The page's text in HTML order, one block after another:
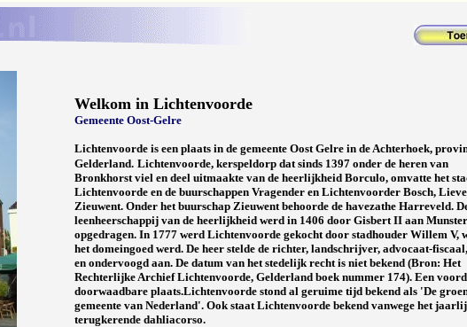
Welkom in Lichtenvoorde
Gemeente Oost-Gelre
Lichtenvoorde is een plaats in de gemeente Oost Gelre in de Achterhoek,
Gelderland. Lichtenvoorde, kerspeldorp dat sinds 1397 onder de heren van
Bronkhorst viel en deel uit­maakte van de heerlijk­heid Borculo, omvat­te het
Lich­tenvoorde en de b­uur­schappen Vragender en Lichten­voorder Bosch,
Zieu­went. Onder het buur­schap Zieuwent be­hoorde de havezat­he Harreveld.
leenheer­schappij van de heer­lijk­heid werd in 1406 door Gisbert II aan Munster
opgedragen. In 1777 werd Lichtenvoorde gekocht door stad­houder Wil­lem V,
het domeingoed werd. De heer stelde de ric­hter, land­schri­jver, advo­c­aat-
en onder­voogd aan. De datum van het stede­lijk recht is niet be­kend (Bron: Het
Rechterlijke Archief Lichtenvoorde, Gelderland boek nummer 174). Een
doorwaadbare plaats.Lichtenvoorde stond al geruime tijd bekend als 'De
gemeente van Nederland'. Ook staat Lichtenvoorde bekend vanwege het
terugkerende dahliacorso.